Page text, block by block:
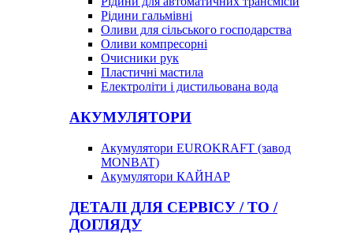
Рідини гальмівні
Оливи для сільського господарства
Оливи компресорні
Очисники рук
Пластичні мастила
Електроліти і дистильована вода
АКУМУЛЯТОРИ
Акумулятори EUROKRAFT (завод
MONBAT)
Акумулятори КАЙНАР
ДЕТАЛІ ДЛЯ СЕРВІСУ / ТО /
ДОГЛЯДУ